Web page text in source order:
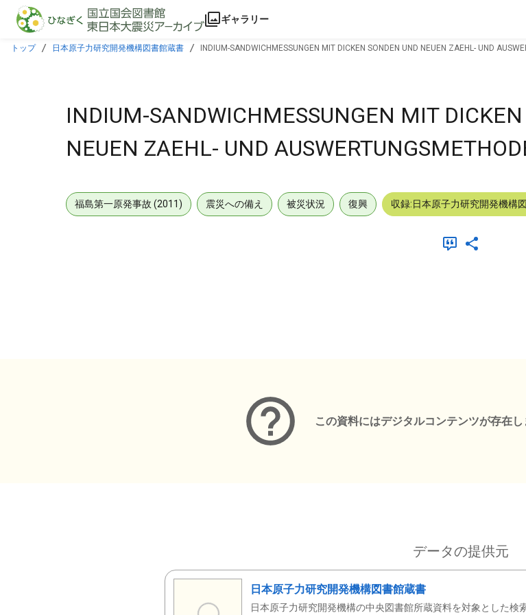
本文に飛ぶ
ギャラリー
トップ 日本原子力研究開発機構図書館蔵書 INDIUM-SANDWICHMESSUNGEN MIT DICKEN SONDEN UND NEUEN ZAEHL- UND
INDIUM-SANDWICHMESSUNGEN MIT
NEUEN ZAEHL- UND
福島第一原発事故 (2011) 震災への備え 被災状況 復興 収録:日本原子力研究開発機構
この資料にはデジタルコンテンツが存在し
データの提供元
日本原子力研究開発機構図書館蔵書
日本原子力研究開発機構の中央図書館所蔵資料を対象とした検